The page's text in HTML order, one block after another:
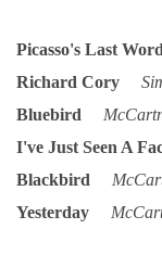
DISKOGRAFIE - EP
DISKOGRAFIE - EP
DISKOGRAFIE -
Picasso's Last
Richard Cory
Bluebird
I've Just Seen A
Blackbird
Yesterday